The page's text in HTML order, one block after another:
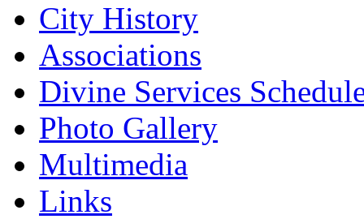
City History
Associations
Divine Services
Photo Gallery
Multimedia
Links